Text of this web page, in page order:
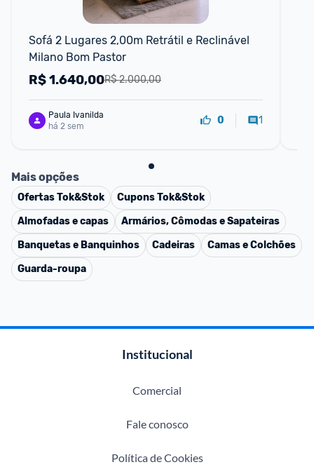
Sofá 2 Lugares 2,00m Retrátil e Reclinável
Milano Bom Pastor
R$ 2.000,00
R$1.640,00
Paula Ivanilda
há 2 sem
0 1
Mais opções
OfertasTok&Stok CuponsTok&Stok
Almofadas e capas
Armários, Cômodas e Sapateiras
Banquetas e Banquinhos
Cadeiras
Camas e Colchões
Guarda-roupa
Institucional
Comercial
Fale conosco
Política de Cookies